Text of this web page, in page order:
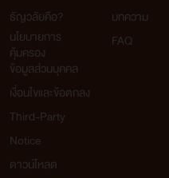
ธัญวลัยคือ?
นโยบายการ
คุ้มครอง
ข้อมูลส่วนบุคคล
เงื่อนไขและข้อตกลง
Third-Party
Notice
ดาวน์โหลด
บทความ
FAQ